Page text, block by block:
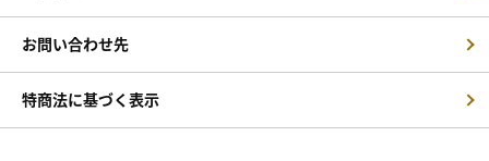
お問い合わせ先
特商法に基づく表示